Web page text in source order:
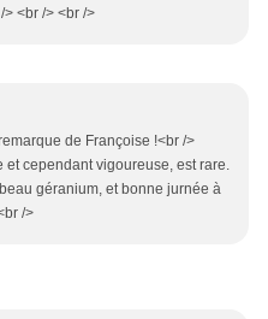
<br /> <br />
de Françoise !<br />
et cependant vigoureuse, est rare.
géranium, et bonne jurnée à
/>